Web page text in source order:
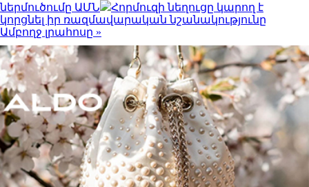
ներմուծումը ԱՄՆ
Հորմուզի նեղուցը կարող է
կորցնել իր ռազմավարական նշանակությունը
Ամբողջ լրահոսը »